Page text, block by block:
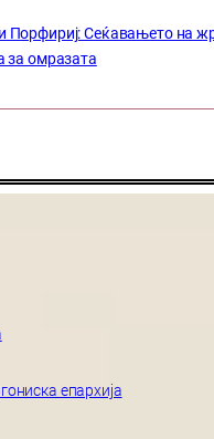
Порфириј: Сеќавањето на
за омразата
епархија